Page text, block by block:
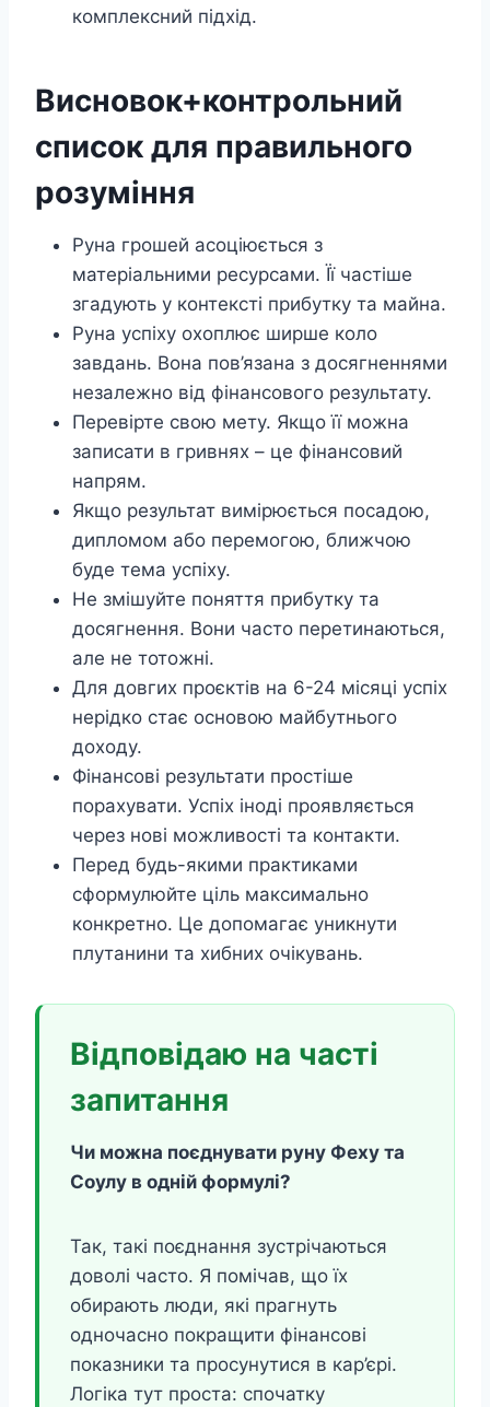
комплексний підхід.
Висновок+контрольний
список для правильного
розуміння
Руна грошей асоціюється з
матеріальними ресурсами. Її частіше
згадують у контексті прибутку та майна.
Руна успіху охоплює ширше коло
завдань. Вона пов’язана з досягненнями
незалежно від фінансового результату.
Перевірте свою мету. Якщо її можна
записати в гривнях – це фінансовий
напрям.
Якщо результат вимірюється посадою,
дипломом або перемогою, ближчою
буде тема успіху.
Не змішуйте поняття прибутку та
досягнення. Вони часто перетинаються,
але не тотожні.
Для довгих проєктів на 6-24 місяці успіх
нерідко стає основою майбутнього
доходу.
Фінансові результати простіше
порахувати. Успіх іноді проявляється
через нові можливості та контакти.
Перед будь-якими практиками
сформулюйте ціль максимально
конкретно. Це допомагає уникнути
плутанини та хибних очікувань.
Відповідаю на часті
запитання
Чи можна поєднувати руну Феху та
Соулу в одній формулі?
Так, такі поєднання зустрічаються
доволі часто. Я помічав, що їх
обирають люди, які прагнуть
одночасно покращити фінансові
показники та просунутися в кар’єрі.
Логіка тут проста: спочатку